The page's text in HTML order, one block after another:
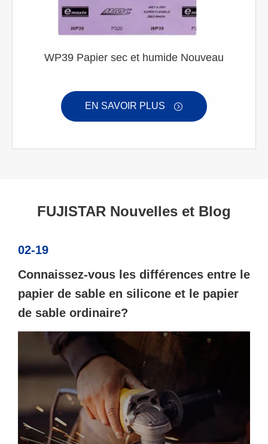
WP39 Papier sec et humide Nouveau
EN SAVOIR PLUS 
FUJISTAR Nouvelles et Blog
02-19
Connaissez-vous les différences entre le
papier de sable en silicone et le papier
de sable ordinaire?